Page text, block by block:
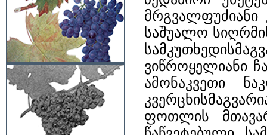
მრგვალფუძიანი
საშუალო
ვიწროყელიანი
ამონაკვეთი
ფოთლის